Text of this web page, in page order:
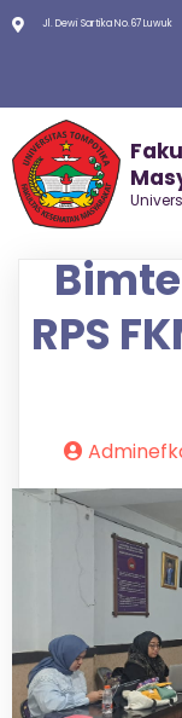
Jl. Dewi Sartika No. 67 Luwuk
RPS